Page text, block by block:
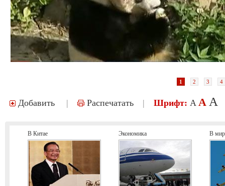
1 2 3 4
Добавить | Распечатать | Шрифт: A A A
В Китае Экономика В